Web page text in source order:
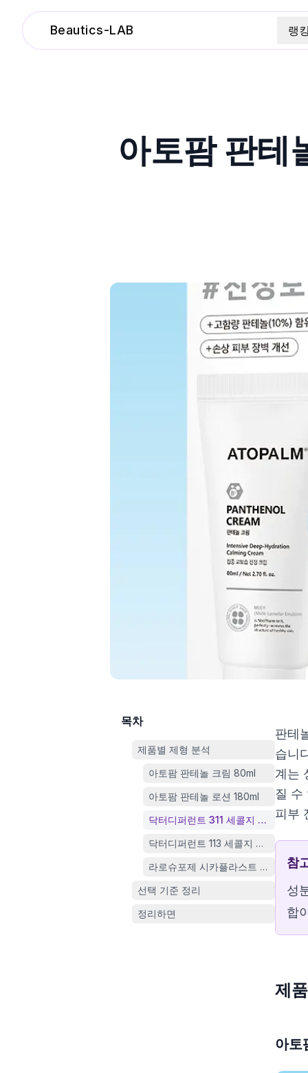
Beautics-LAB 랭
아토팜 판테
목차
제품별 제형 분석
아토팜 판테놀 크림 80ml
아토팜 판테놀 로션 180ml
닥터디퍼런트 311 세콜지 모이스처
닥터디퍼런트 113 세콜지 모이스처라
라로슈포제 시카플라스트 멀티 리페
선택 기준 정리
정리하면
판테
습니
계는
질 수
피부
참
성
합
제
아토